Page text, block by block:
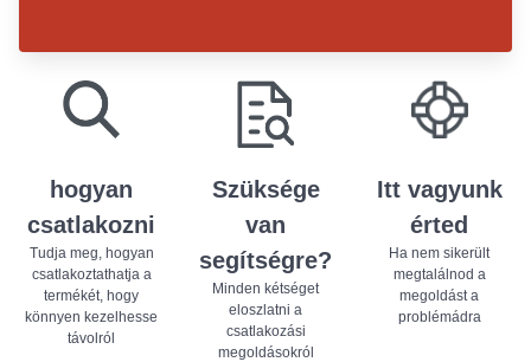
hogyan
csatlakozni
Tudja meg, hogyan
csatlakoztathatja a
termékét, hogy
könnyen kezelhesse
távolról
Szüksége
van
segítségre?
Minden kétséget
eloszlatni a
csatlakozási
megoldásokról
Itt vagyunk
érted
Ha nem sikerült
megtalálnod a
megoldást a
problémádra